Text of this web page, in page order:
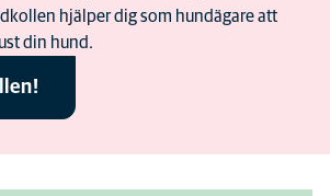
hjälper dig som hundägare att
din hund.